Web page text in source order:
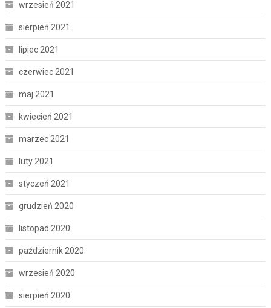
wrzesień 2021
sierpień 2021
lipiec 2021
czerwiec 2021
maj 2021
kwiecień 2021
marzec 2021
luty 2021
styczeń 2021
grudzień 2020
listopad 2020
październik 2020
wrzesień 2020
sierpień 2020